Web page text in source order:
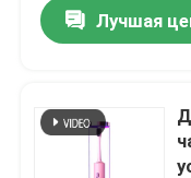
Лучшая